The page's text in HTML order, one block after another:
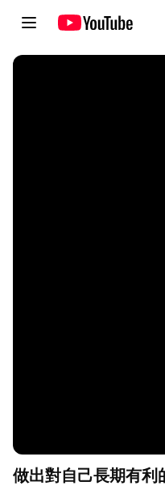
做出對自己長期有利